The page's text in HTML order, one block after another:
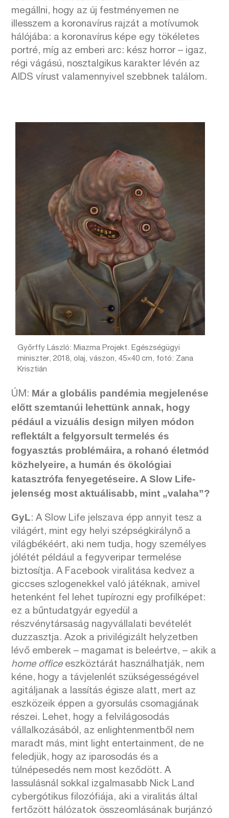
megállni, hogy az új festményemen ne
illesszem a koronavírus rajzát a motívumok
hálójába: a koronavírus képe egy tökéletes
portré, míg az emberi arc: kész horror – igaz,
régi vágású, nosztalgikus karakter lévén az
AIDS vírust valamennyivel szebbnek találom.
Győrffy László: Miazma Projekt. Egészségügyi
miniszter, 2018, olaj, vászon, 45×40 cm, fotó: Zana
Krisztián
ÚM: Már a globális pandémia megjelenése
előtt szemtanúi lehettünk annak, hogy
pédául a vizuális design milyen módon
reflektált a felgyorsult termelés és
fogyasztás problémáira, a rohanó életmód
közhelyeire, a humán és ökológiai
katasztrófa fenyegetéseire. A Slow Life-
jelenség most aktuálisabb, mint „valaha”?
GyL: A Slow Life jelszava épp annyit tesz a
világért, mint egy helyi szépségkirálynő a
világbékéért, aki nem tudja, hogy személyes
jólétét például a fegyveripar termelése
biztosítja. A Facebook viralitása kedvez a
giccses szlogenekkel való játéknak, amivel
hetenként fel lehet tupírozni egy profilképet:
ez a bűntudatgyár egyedül a
részvénytársaság nagyvállalati bevételét
duzzasztja. Azok a privilégizált helyzetben
lévő emberek – magamat is beleértve, – akik a
home officeeszköztárát használhatják, nem
kéne, hogy a távjelenlét szükségességével
agitáljanak a lassítás égisze alatt, mert az
eszközeik éppen a gyorsulás csomagjának
részei. Lehet, hogy a felvilágosodás
vállalkozásából, az enlightenmentből nem
maradt más, mint light entertainment, de ne
feledjük, hogy az iparosodás és a
túlnépesedés nem most keződött. A
lassulásnál sokkal izgalmasabb Nick Land
cybergótikus filozófiája, aki a viralitás által
fertőzött hálózatok összeomlásának burjánzó